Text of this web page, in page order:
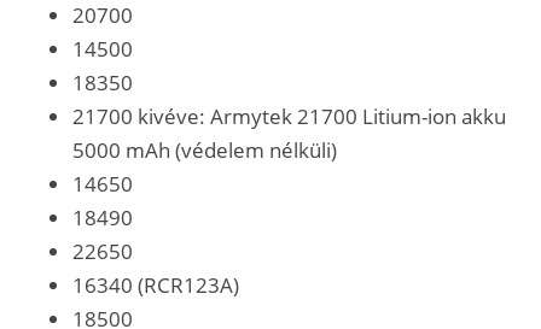
20700
14500
18350
21700 kivéve: Armytek 21700 Litium-ion akku
5000 mAh (védelem nélküli)
14650
18490
22650
16340 (RCR123A)
18500